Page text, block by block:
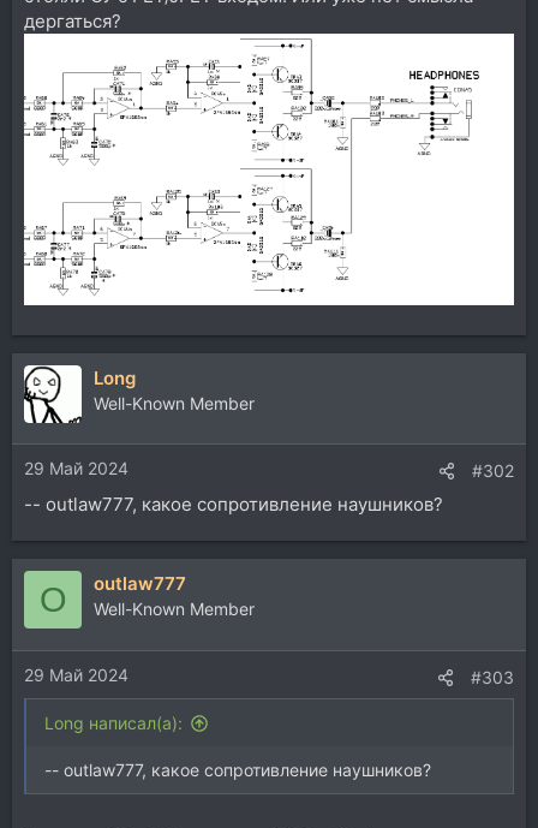
дергаться?
Long
Well-Known Member
29 Май 2024 #302
-- outlaw777, какое сопротивление наушников?
O outlaw777
Well-Known Member
29 Май 2024 #303
Long написал(а):
-- outlaw777, какое сопротивление наушников?